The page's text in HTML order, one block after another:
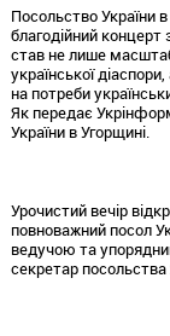
Посольство України
благодійний концерт
став не лише
української
на потреби
Як передає
України в Угорщині.
Урочистий вечір
повноважний посол
ведучою та
секретар